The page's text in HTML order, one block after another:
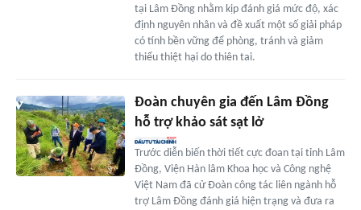
tại Lâm Đồng nhằm kịp đánh giá mức độ, xác
định nguyên nhân và đề xuất một số giải pháp
có tính bền vững để phòng, tránh và giảm
thiểu thiệt hại do thiên tai.
Đoàn chuyên gia đến Lâm Đồng
hỗ trợ khảo sát sạt lở
Trước diễn biến thời tiết cực đoan tại tỉnh Lâm
Đồng, Viện Hàn lâm Khoa học và Công nghệ
Việt Nam đã cử Đoàn công tác liên ngành hỗ
trợ Lâm Đồng đánh giá hiện trạng và đưa ra